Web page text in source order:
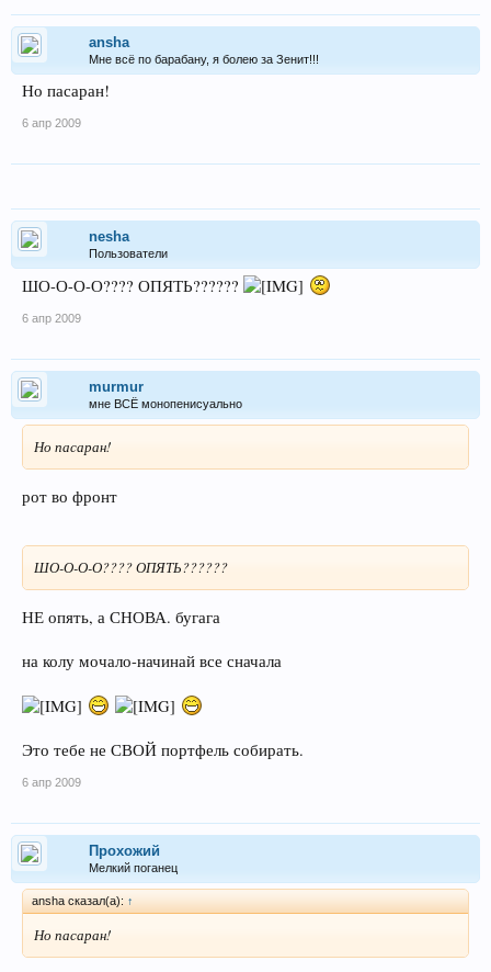
ansha
Мне всё по барабану, я болею за Зенит!!!
Но пасаран!
6 апр 2009
nesha
Пользователи
ШО-О-О-О???? ОПЯТЬ??????
6 апр 2009
murmur
мне ВСЁ монопенисуально
Но пасаран!
рот во фронт
ШО-О-О-О???? ОПЯТЬ??????
НЕ опять, а СНОВА. бугага
на колу мочало-начинай все сначала
Это тебе не СВОЙ портфель собирать.
6 апр 2009
Прохожий
Мелкий поганец
ansha сказал(а): ↑
Но пасаран!